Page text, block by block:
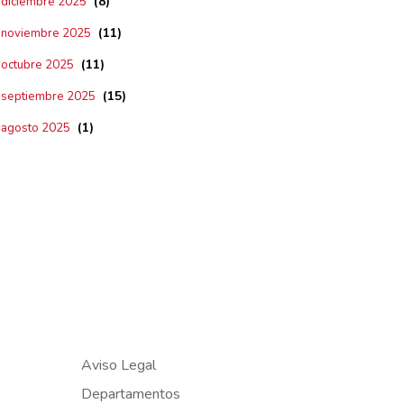
noviembre 2025 (11)
octubre 2025 (11)
septiembre 2025 (15)
agosto 2025 (1)
Aviso Legal
Departamentos